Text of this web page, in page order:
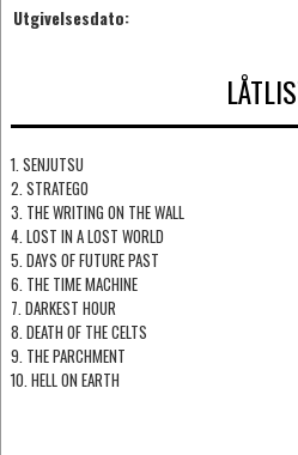
Utgivelsesdato:
1. SENJUTSU
2. STRATEGO
3. THE WRITING ON THE WALL
4. LOST IN A LOST WORLD
5. DAYS OF FUTURE PAST
6. THE TIME MACHINE
7. DARKEST HOUR
8. DEATH OF THE CELTS
9. THE PARCHMENT
10. HELL ON EARTH